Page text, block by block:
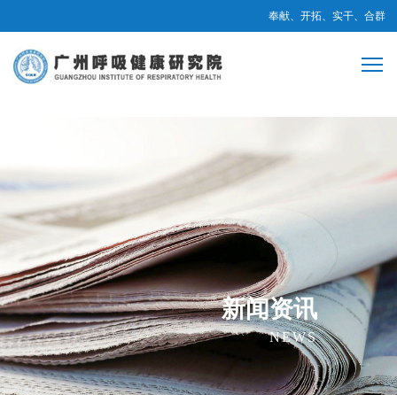
奉献、开拓、实干、合群
新闻资讯
NEWS